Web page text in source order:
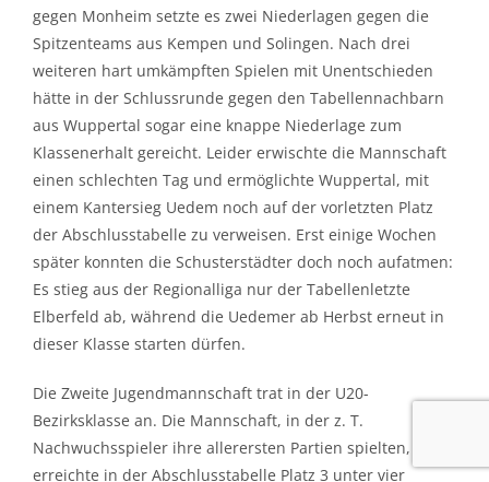
gegen Monheim setzte es zwei Niederlagen gegen die
Spitzenteams aus Kempen und Solingen. Nach drei
weiteren hart umkämpften Spielen mit Unentschieden
hätte in der Schlussrunde gegen den Tabellennachbarn
aus Wuppertal sogar eine knappe Niederlage zum
Klassenerhalt gereicht. Leider erwischte die Mannschaft
einen schlechten Tag und ermöglichte Wuppertal, mit
einem Kantersieg Uedem noch auf der vorletzten Platz
der Abschlusstabelle zu verweisen. Erst einige Wochen
später konnten die Schusterstädter doch noch aufatmen:
Es stieg aus der Regionalliga nur der Tabellenletzte
Elberfeld ab, während die Uedemer ab Herbst erneut in
dieser Klasse starten dürfen.
Die Zweite Jugendmannschaft trat in der U20-
Bezirksklasse an. Die Mannschaft, in der z. T.
Nachwuchsspieler ihre allerersten Partien spielten,
erreichte in der Abschlusstabelle Platz 3 unter vier